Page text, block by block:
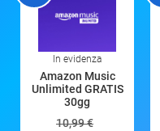
In evidenza
Amazon Music
Unlimited GRATIS
30gg
10,99 €